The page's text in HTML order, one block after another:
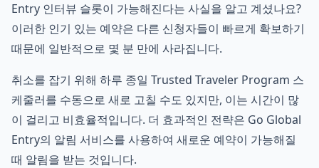
Entry 인터뷰 슬롯이 가능해진다는 사실을 알고 계셨나요?
이러한 인기 있는 예약은 다른 신청자들이 빠르게 확보하기
때문에 일반적으로 몇 분 만에 사라집니다.
취소를 잡기 위해 하루 종일 Trusted Traveler Program 스
케줄러를 수동으로 새로 고칠 수도 있지만, 이는 시간이 많
이 걸리고 비효율적입니다. 더 효과적인 전략은 Go Global
Entry의 알림 서비스를 사용하여 새로운 예약이 가능해질
때 알림을 받는 것입니다.